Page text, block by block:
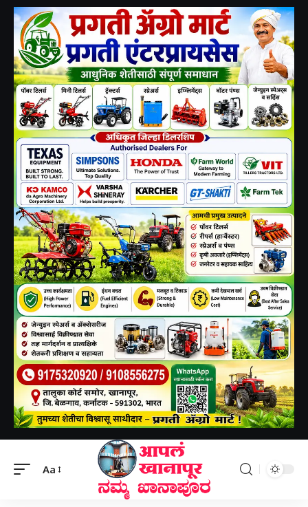
Aa
खानापूर तालुका>वाजपेयी नगर आश्रय कॉलनी खानापूर रहिवासींचे
जिल्हाधिकार्याना निवेदन